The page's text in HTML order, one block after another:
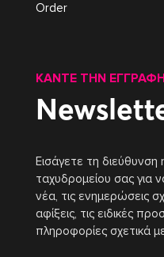
Order
ΚΆΝΤΕ ΤΗΝ
Εισάγετε τη διεύθυνση
ταχυδρομείου σας για
νέα, τις ενημερώσεις
αφίξεις, τις ειδικές
πληροφορίες σχετικά